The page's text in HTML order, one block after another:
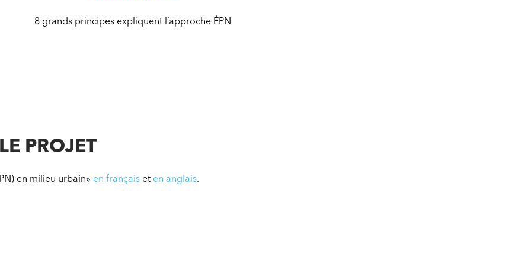
8 grands principes expliquent l’approche ÉPN
PROJET
en milieu urbain» en français et en anglais.